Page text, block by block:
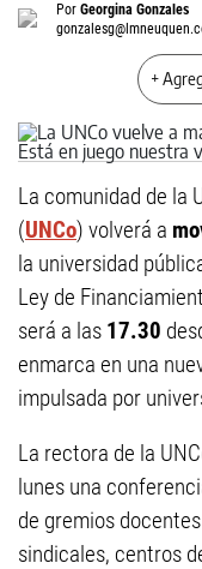
Por Georgina Gonzales
+
La comunidad de la
(UNCo) volverá a
la universidad
Ley de
será a las 17.30
enmarca en una
impulsada por
La rectora de la
lunes una
de gremios
sindicales, centros